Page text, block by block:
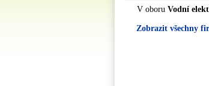
V oboru Vodní
Zobrazit všechny